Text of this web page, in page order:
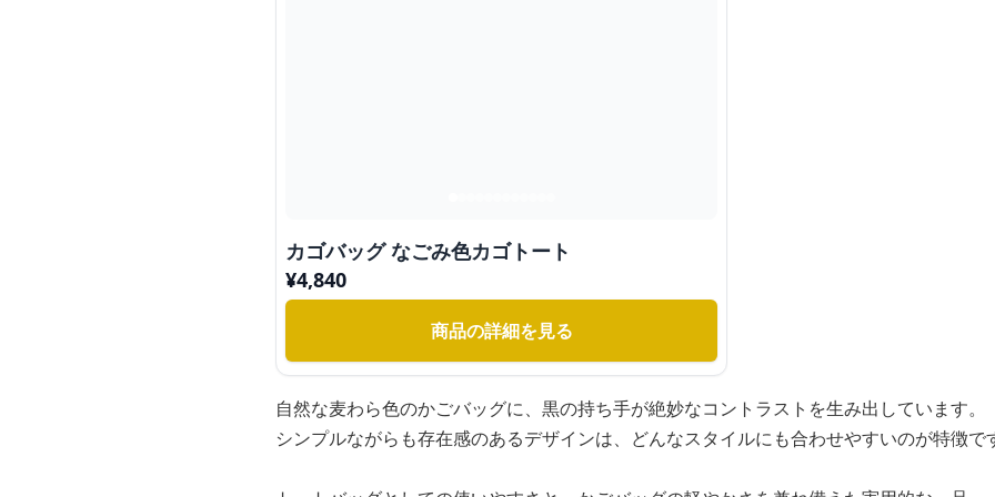
カゴバッグ なごみ色カゴトート
¥4,840
商品の詳細を見る
自然な麦わら色のかごバッグに、黒の持ち手が絶妙なコントラストを生み出しています。
シンプルながらも存在感のあるデザインは、どんなスタイルにも合わせやすいのが特徴で